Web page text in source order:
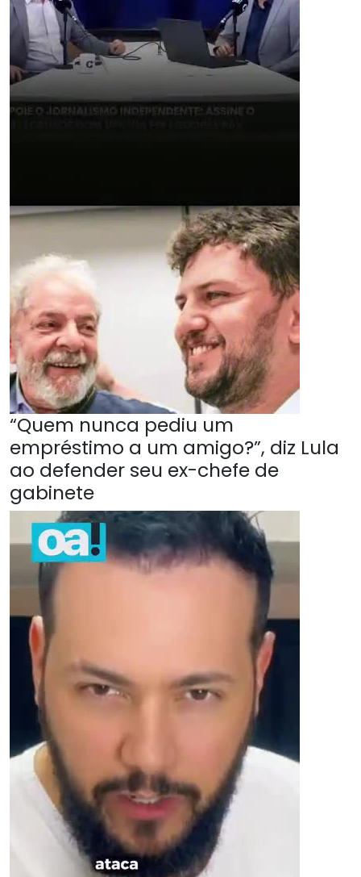
“Quem nunca pediu um
empréstimo a um amigo?”, diz Lula
ao defender seu ex-chefe de
gabinete